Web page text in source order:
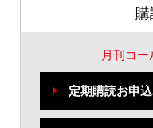
月刊コ
定期購読お申